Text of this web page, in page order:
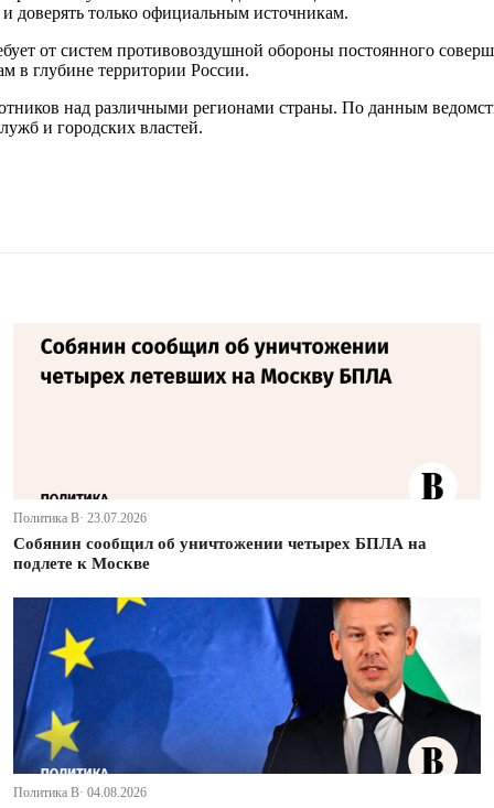
доверять только официальным источникам.
от систем противовоздушной обороны постоянного
в глубине территории России.
над различными регионами страны. По данным
и городских властей.
Политика В· 23.07.2026
Собянин сообщил об уничтожении четырех БПЛА на
подлете к Москве
Политика В· 04.08.2026